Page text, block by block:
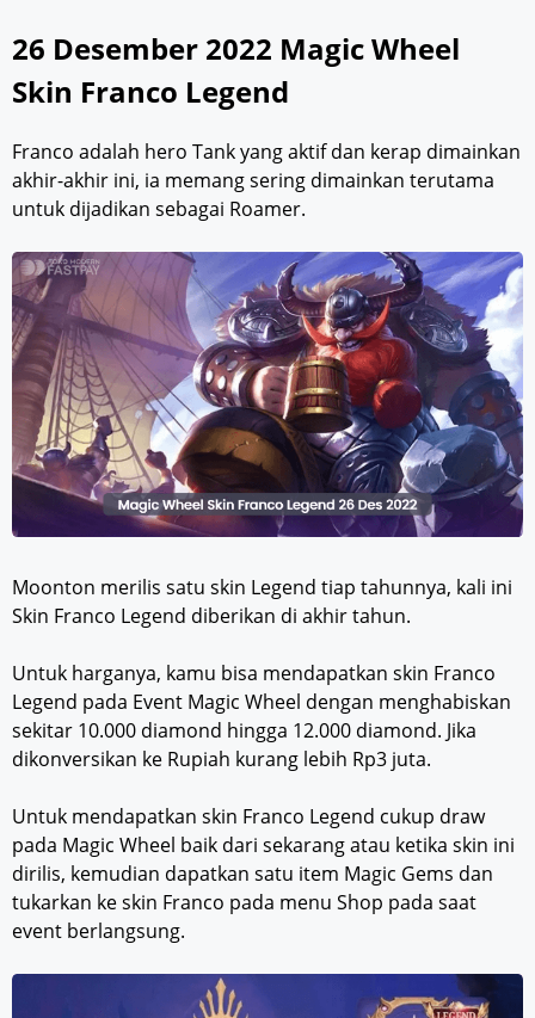
26 Desember 2022 Magic Wheel
Skin Franco Legend
Franco adalah hero Tank yang aktif dan kerap dimainkan
akhir-akhir ini, ia memang sering dimainkan terutama
untuk dijadikan sebagai Roamer.
Moonton merilis satu skin Legend tiap tahunnya, kali ini
Skin Franco Legend diberikan di akhir tahun.
Untuk harganya, kamu bisa mendapatkan skin Franco
Legend pada Event Magic Wheel dengan menghabiskan
sekitar 10.000 diamond hingga 12.000 diamond. Jika
dikonversikan ke Rupiah kurang lebih Rp3 juta.
Untuk mendapatkan skin Franco Legend cukup draw
pada Magic Wheel baik dari sekarang atau ketika skin ini
dirilis, kemudian dapatkan satu item Magic Gems dan
tukarkan ke skin Franco pada menu Shop pada saat
event berlangsung.